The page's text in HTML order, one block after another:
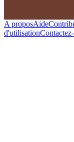
A proposAide
d'utilisation